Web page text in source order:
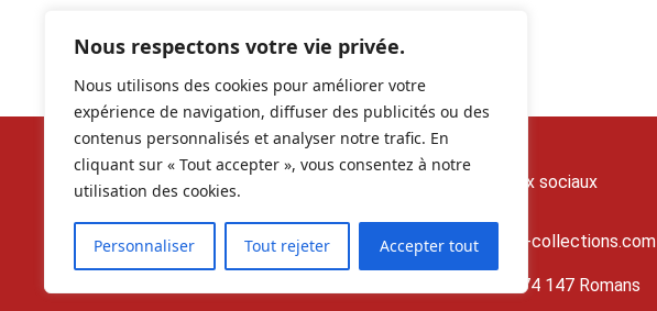
Nous respectons votre vie privée.
Nous utilisons des cookies pour améliorer votre
expérience de navigation, diffuser des publicités ou des
contenus personnalisés et analyser notre trafic. En
cliquant sur « Tout accepter », vous consentez à notre
utilisation des cookies.
Personnaliser Tout rejeter Accepter tout
Nos réseaux sociaux
contact@lj-collections.com
RCS 979 374 147 Romans